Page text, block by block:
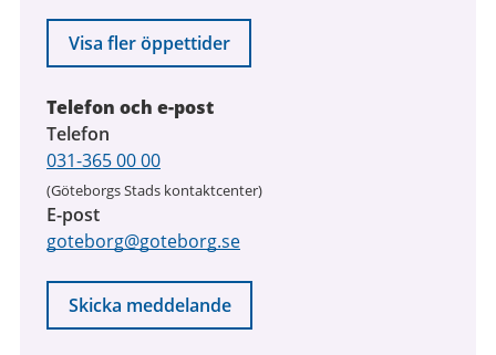
Visa fler öppettider
Telefon och e-post
Telefon
031-365 00 00
(Göteborgs Stads kontaktcenter)
E-post
goteborg@goteborg.se
Skicka meddelande